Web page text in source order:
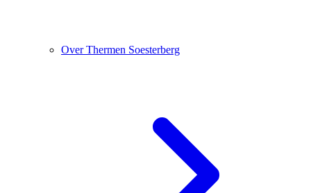
Over Thermen Soesterberg